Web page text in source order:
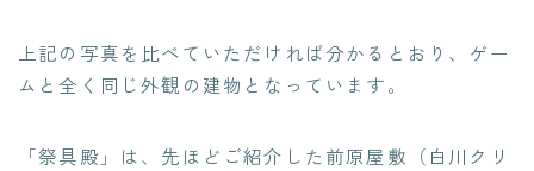
上記の写真を比べていただければ分かるとおり、ゲー
ムと全く同じ外観の建物となっています。
「祭具殿」は、先ほどご紹介した前原屋敷（白川クリ